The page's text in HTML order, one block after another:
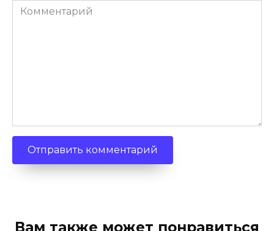
Комментарий
Вам также может понравиться